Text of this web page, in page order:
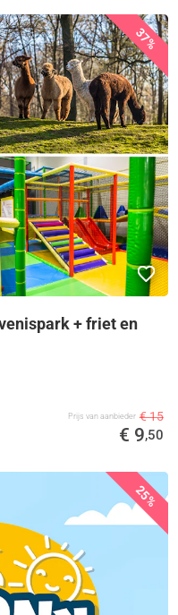
37%
+ friet en
Prijs van aanbieder € 15
€ 9,50
25%